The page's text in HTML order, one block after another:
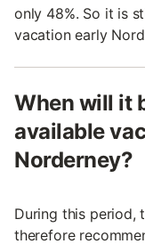
only 48%. So it is
vacation early
When will it
available
Norderney?
During this period,
therefore